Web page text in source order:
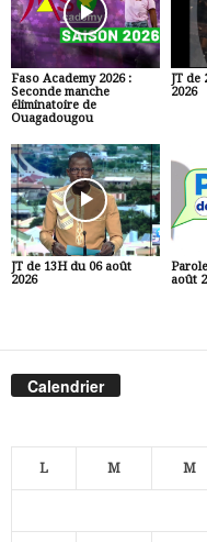
Faso Academy 2026 :
Seconde manche
éliminatoire de
Ouagadougou
JT de
2026
JT de 13H du 06 août
2026
août
Calendrier
L M M